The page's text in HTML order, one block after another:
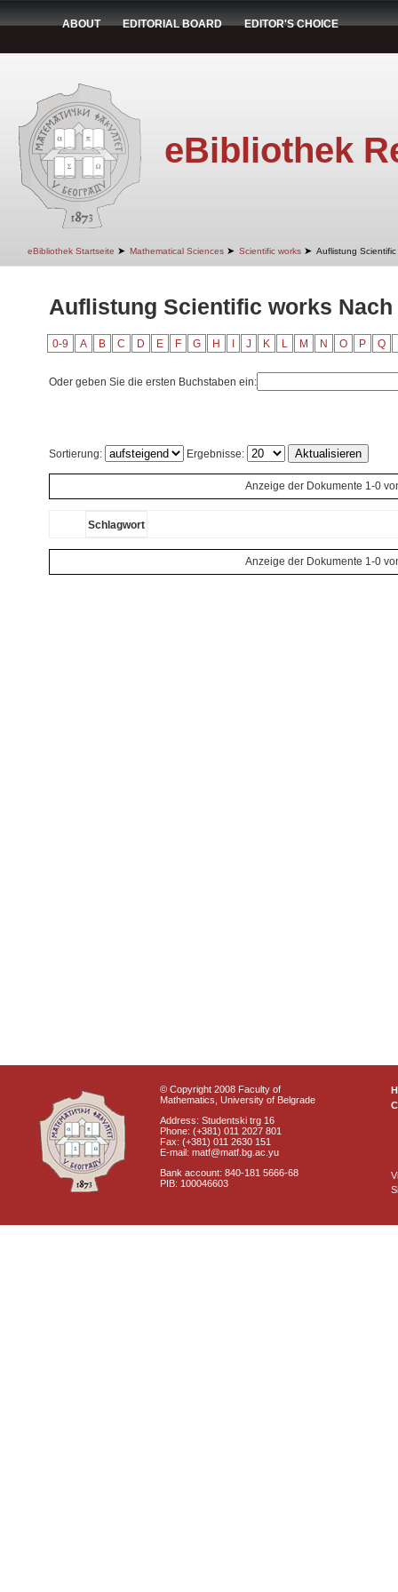
ABOUT EDITORIAL BOARD EDITOR'S CHOICE
eBibliothek
eBibliothek Startseite ➤ Mathematical Sciences ➤ Scientific works ➤ Auflistung
Auflistung Scientific works
0-9 A B C D E F G H J K L M N O P Q
Oder geben Sie die ersten Buchstaben ein:
Sortierung: Ergebnisse:
Anzeige der Dokumente 1-0
Schlagwort
Anzeige der Dokumente 1-0
© Copyright 2008 Faculty of
Mathematics, University of Belgrade
Address: Studentski trg 16
Phone: (+381) 011 2027 801
Fax: (+381) 011 2630 151
E-mail: matf@matf.bg.ac.yu
Bank account: 840-181 5666-68
PIB: 100046603